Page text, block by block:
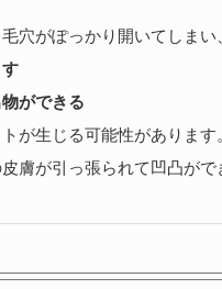
穴がぽっかり開いてしまい
ができる
が生じる可能性があります
膚が引っ張られて凹凸が